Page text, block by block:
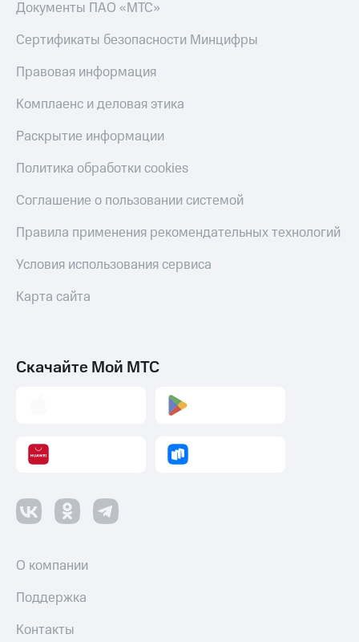
трекеры
Умный
Планшеты
Акции
и
скидки
Все
Документы ПАО «МТС»
Сертификаты безопасности Минцифры
Правовая информация
Комплаенс и деловая этика
Раскрытие информации
Политика обработки cookies
Соглашение о пользовании системой
Правила применения рекомендательных технологий
Условия использования сервиса
Карта сайта
Скачайте Мой МТС
О компании
Поддержка
Контакты